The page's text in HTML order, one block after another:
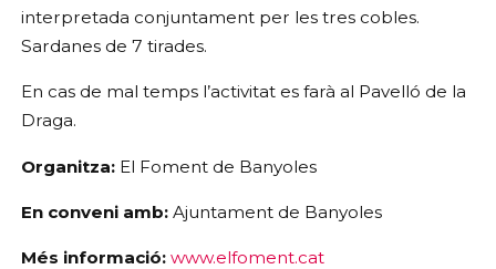
interpretada conjuntament per les tres cobles.
Sardanes de 7 tirades.
En cas de mal temps l’activitat es farà al Pavelló de la
Draga.
Organitza: El Foment de Banyoles
En conveni amb: Ajuntament de Banyoles
Més informació: www.elfoment.cat